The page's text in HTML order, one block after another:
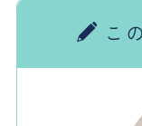
こ